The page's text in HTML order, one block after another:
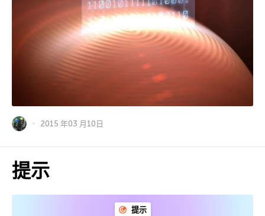
2015 年03 月10日
提示
提示